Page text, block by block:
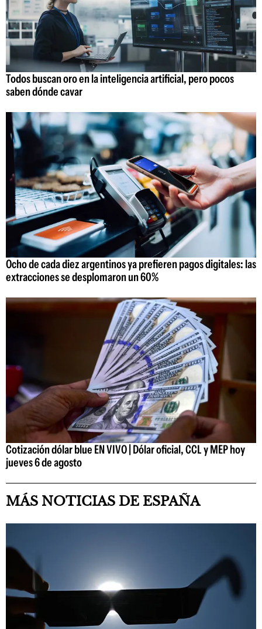
Todos buscan oro en la inteligencia artificial, pero pocos
saben dónde cavar
Ocho de cada diez argentinos ya prefieren pagos digitales: las
extracciones se desplomaron un 60%
Cotización dólar blue EN VIVO | Dólar oficial, CCL y MEP hoy
jueves 6 de agosto
MÁS NOTICIAS DE ESPAÑA